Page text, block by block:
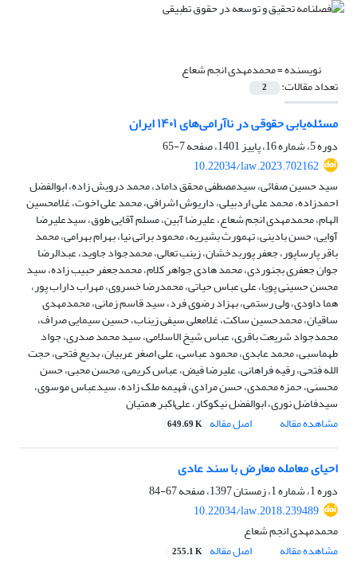
نویسنده =محمدمهدی انجم شعاع
تعداد مقالات: 2
مسئله‌یابی حقوقی در ناآرامی‌های ۱۴۰۱ ایران
دوره 5، شماره 16، پاییز 1401، صفحه
7-65
10.22034/law.2023.702162
سید حسین صفائی، سیدمصطفی محقق داماد، محمد درویش زاده، ابوالفضل
احمدزاده، محمد علی اردبیلی، داریوش اشرافی، محمد علی اخوت، غلامحسین
الهام، محمدمهدی انجم شعاع، علیرضا آبین، مسلم آقایی طوق، سیدعلیرضا
آوایی، حسن بادینی، تهمورث بشیریه، محمود براتی نیا، بهرام بهرامی، محمد
باقر پارساپور، جعفر پوربدخشان، زینب تعالی، محمدجواد جاوید، عبدالرضا
جوان جعفری بجنوردی، محمد هادی جواهر کلام، محمدجعفر حبیب زاده، سید
محسن حسینی پویا، علی عباس حیاتی، محمدرضا خسروی، مهراب داراب پور،
هما داودی، ولی رستمی، بهزاد رضوی فرد، سید قاسم زمانی، محمدمهدی
ساقیان، محمدحسین ساکت، غلامعلی سیفی زیناب، حسین سیمایی صراف،
محمدجواد شریعت باقری، عباس شیخ الاسلامی، سید محمد صدری، جواد
طهماسبی، محمد عابدی، محمود عباسی، علی اصغر عربیان، بدیع فتحی، حجت
الله فتحی، رقیه فراهانی، علیرضا فیض، عباس کریمی، محسن محبی، حسن
محسنی، حمزه محمدی، حسن مرادی، فهیمه ملک زاده، سیدعباس موسوی،
سیدفاضل نوری، ابوالفضل نیکوکار، علی‌اکبر همتیان
مشاهده مقاله
اصل مقاله 649.69 K
احیای معامله معارض با سند عادی
دوره 1، شماره 1، زمستان 1397، صفحه
67-84
10.22034/law.2018.239489
محمدمهدی انجم شعاع
مشاهده مقاله
اصل مقاله 255.1 K